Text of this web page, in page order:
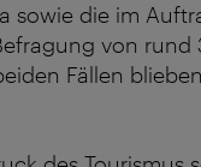
sowie die im
von
Fällen